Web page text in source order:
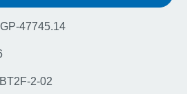
47745.14
2-02